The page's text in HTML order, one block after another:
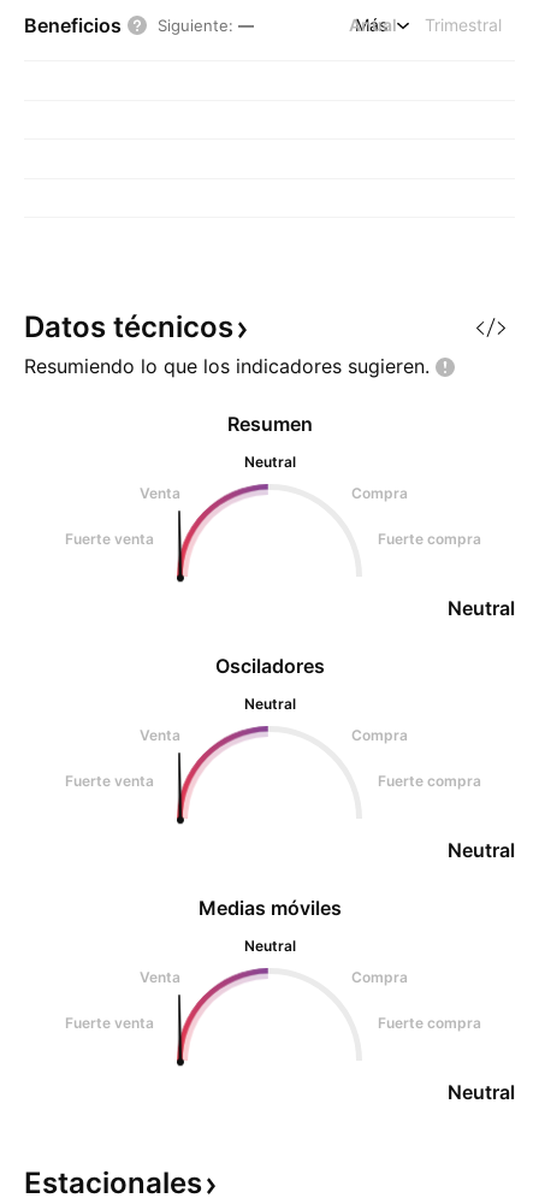
Beneficios Siguiente: — Anual Trimestral
Más
Datos técnicos
Resumiendo lo que los indicadores sugieren.
Osciladores
Neutral
Venta
Compra
Fuerte venta Fuerte compra
Neutral
Resumen
Neutral
Venta
Compra
Fuerte venta Fuerte compra
Neutral
Medias móviles
Neutral
Venta
Compra
Fuerte venta Fuerte compra
Neutral
Estacionales